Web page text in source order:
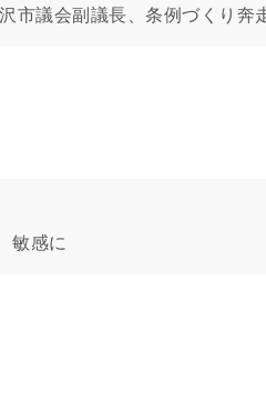
市議会副議長、条例づくり奔
敏感に